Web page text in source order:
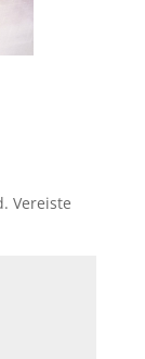
Vereiste